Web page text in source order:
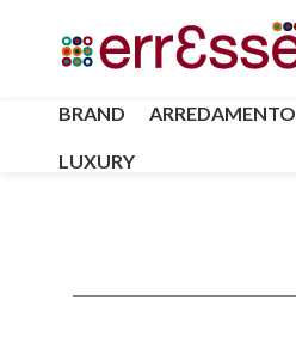
BRAND ARREDAMENTO
LUXURY